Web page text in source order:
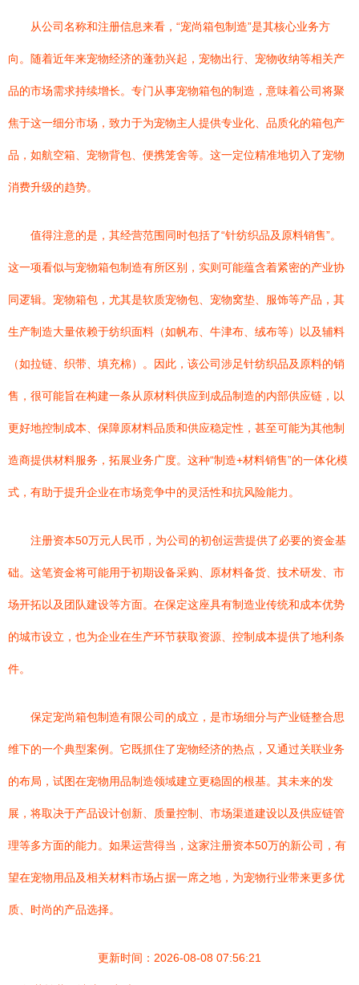
从公司名称和注册信息来看，“宠尚箱包制造”是其核心业务方
向。随着近年来宠物经济的蓬勃兴起，宠物出行、宠物收纳等相关产
品的市场需求持续增长。专门从事宠物箱包的制造，意味着公司将聚
焦于这一细分市场，致力于为宠物主人提供专业化、品质化的箱包产
品，如航空箱、宠物背包、便携笼舍等。这一定位精准地切入了宠物
消费升级的趋势。
值得注意的是，其经营范围同时包括了“针纺织品及原料销售”。
这一项看似与宠物箱包制造有所区别，实则可能蕴含着紧密的产业协
同逻辑。宠物箱包，尤其是软质宠物包、宠物窝垫、服饰等产品，其
生产制造大量依赖于纺织面料（如帆布、牛津布、绒布等）以及辅料
（如拉链、织带、填充棉）。因此，该公司涉足针纺织品及原料的销
售，很可能旨在构建一条从原材料供应到成品制造的内部供应链，以
更好地控制成本、保障原材料品质和供应稳定性，甚至可能为其他制
造商提供材料服务，拓展业务广度。这种“制造+材料销售”的一体化模
式，有助于提升企业在市场竞争中的灵活性和抗风险能力。
注册资本50万元人民币，为公司的初创运营提供了必要的资金基
础。这笔资金将可能用于初期设备采购、原材料备货、技术研发、市
场开拓以及团队建设等方面。在保定这座具有制造业传统和成本优势
的城市设立，也为企业在生产环节获取资源、控制成本提供了地利条
件。
保定宠尚箱包制造有限公司的成立，是市场细分与产业链整合思
维下的一个典型案例。它既抓住了宠物经济的热点，又通过关联业务
的布局，试图在宠物用品制造领域建立更稳固的根基。其未来的发
展，将取决于产品设计创新、质量控制、市场渠道建设以及供应链管
理等多方面的能力。如果运营得当，这家注册资本50万的新公司，有
望在宠物用品及相关材料市场占据一席之地，为宠物行业带来更多优
质、时尚的产品选择。
更新时间：2026-08-08 07:56:21